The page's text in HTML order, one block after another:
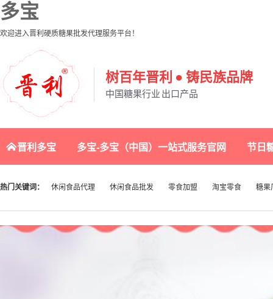
多宝
欢迎进入晋利硬质糖果批发代理服务平台！
树百年晋利 ● 铸民族品牌
中国糖果行业 出口产品
晋利多宝 多宝-多宝（中国）一站式服务官网 节日
联系晋利
热门关键词： 休闲食品代理 休闲食品批发 零食加盟 淘宝零食 糖果